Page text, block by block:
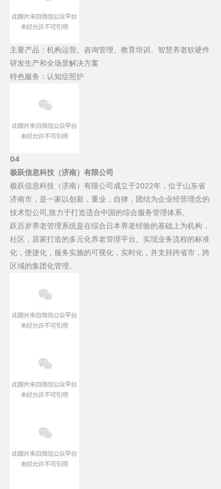
主要产品：机构运营、咨询管理、教育培训、智慧养老软硬件
研发生产和全场景解决方案
特色服务：认知症照护
04
极跃信息科技（济南）有限公司
极跃信息科技（济南）有限公司成立于2022年，位于山东省
济南市，是一家以创新，重业，自律，团结为企业经营理念的
技术型公司,致力于打造适合中国的综合服务管理体系。
跃百岁养老管理系统是在综合日本养老经验的基础上为机构，
社区，居家打造的多元化养老管理平台。实现业务流程的标准
化，便捷化，服务实施的可视化，实时化，并支持跨省市，跨
区域的集团化管理。